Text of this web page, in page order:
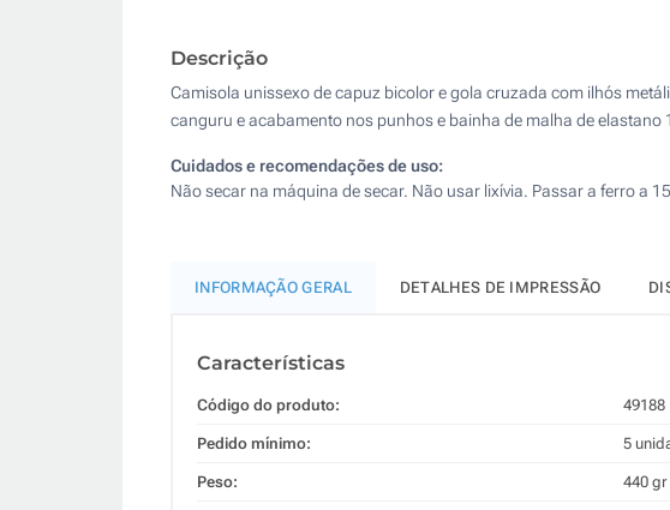
Descrição
Camisola unissexo de capuz bicolor e gola cruzada com ilhós
canguru e acabamento nos punhos e bainha de malha de elastano
Cuidados e recomendações de uso:
Não secar na máquina de secar. Não usar lixívia. Passar a ferro a
INFORMAÇÃO GERAL DETALHES DE IMPRESSÃO
Características
Código do produto: 49188
Pedido mínimo: 5
Peso: 440 gr